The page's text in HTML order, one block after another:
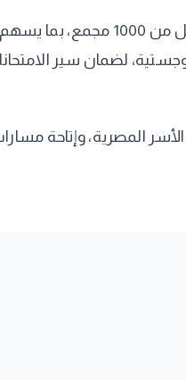
أنه إذا كان عدد مجمعات اللجان يصل إلى نحو 2000 لجنة،
لضمان سير
المصرية، وإتاحة